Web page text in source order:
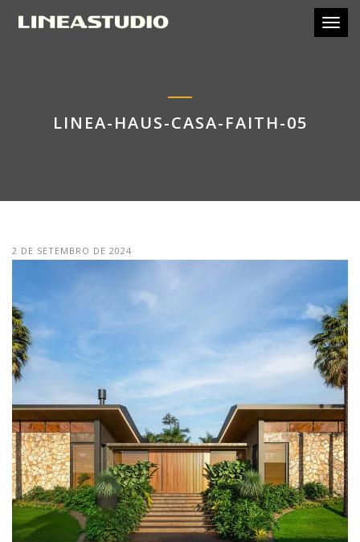
LINEA-HAUS-CASA-FAITH-05
2 DE SETEMBRO DE 2024